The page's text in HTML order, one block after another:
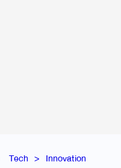
Tech Innovation